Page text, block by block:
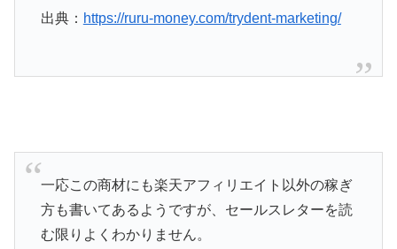
出典： https://ruru-money.com/trydent-marketing/
一応この商材にも楽天アフィリエイト以外の稼ぎ
方も書いてあるようですが、セールスレターを読
む限りよくわかりません。